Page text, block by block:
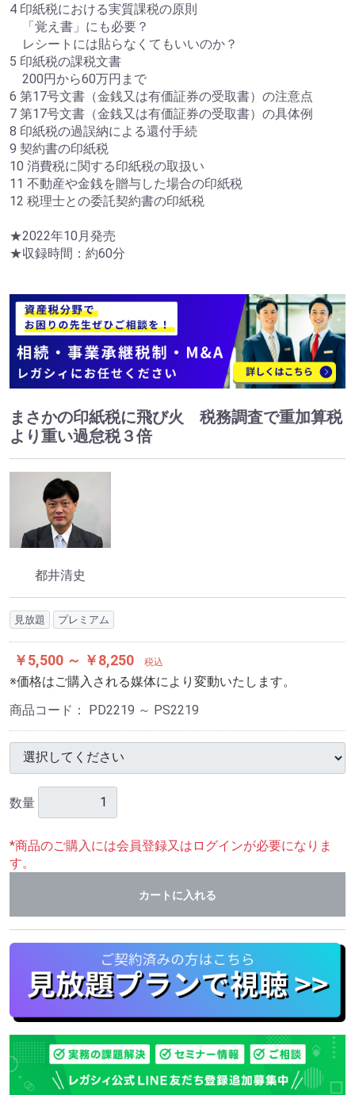
4 印紙税における実質課税の原則
「覚え書」にも必要？
レシートには貼らなくてもいいのか？
5 印紙税の課税文書
200円から60万円まで
6 第17号文書（金銭又は有価証券の受取書）の注意点
7 第17号文書（金銭又は有価証券の受取書）の具体例
8 印紙税の過誤納による還付手続
9 契約書の印紙税
10 消費税に関する印紙税の取扱い
11 不動産や金銭を贈与した場合の印紙税
12 税理士との委託契約書の印紙税
★2022年10月発売
★収録時間：約60分
まさかの印紙税に飛び火 税務調査で重加算税
より重い過怠税３倍
都井清史
見放題 プレミアム
￥5,500 ～ ￥8,250 税込
※価格はご購入される媒体により変動いたします。
商品コード： PD2219 ～ PS2219
数量
*商品のご購入には会員登録又はログインが必要になりま
す。
カートに入れる